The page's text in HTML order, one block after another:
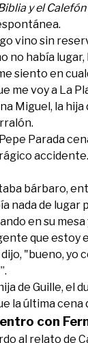
y el Calefón
vino sin
no había lugar,
siento en
me voy a La
Miguel, la hija
Parada
bárbaro,
nada de lugar
en su mesa
que estoy
"bueno, yo
de Guille, el
la última cena
con
al relato de